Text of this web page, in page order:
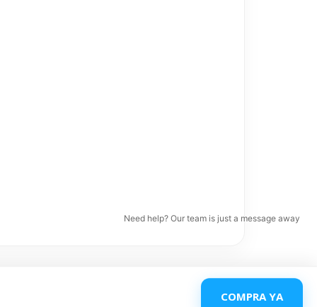
COMPRA YA
Need help? Our team is just a message away